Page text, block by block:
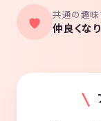
共通の趣味
仲良くな